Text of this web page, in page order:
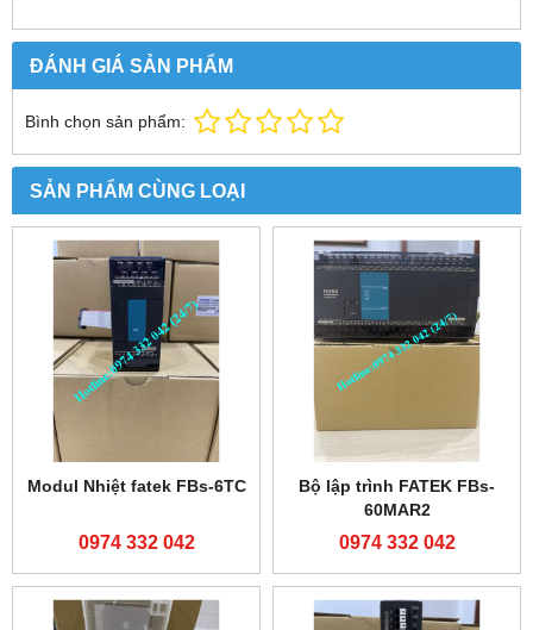
ĐÁNH GIÁ SẢN PHẨM
Bình chọn sản phẩm:
SẢN PHẨM CÙNG LOẠI
Modul Nhiệt fatek FBs-6TC
0974 332 042
Bộ lập trình FATEK FBs-
60MAR2
0974 332 042